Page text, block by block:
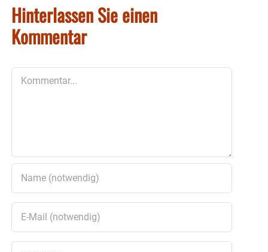
Hinterlassen Sie einen
Kommentar